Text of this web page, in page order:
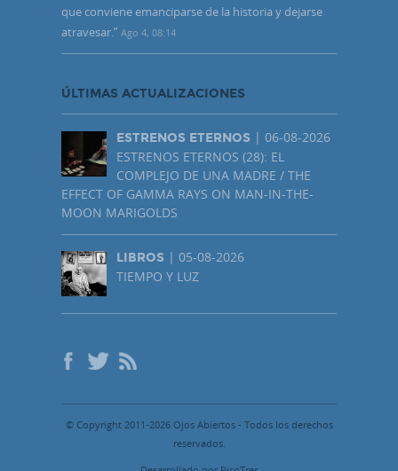
que conviene emanciparse de la historia y dejarse
atravesar.” Ago 4, 08:14
ÚLTIMAS ACTUALIZACIONES
ESTRENOS ETERNOS | 06-08-2026
ESTRENOS ETERNOS (28): EL
COMPLEJO DE UNA MADRE / THE
EFFECT OF GAMMA RAYS ON MAN-IN-THE-
MOON MARIGOLDS
LIBROS | 05-08-2026
TIEMPO Y LUZ
© Copyright 2011-2026 Ojos Abiertos - Todos los derechos
reservados.